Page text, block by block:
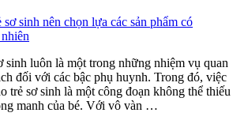
sinh
đầy
dành
cho
bố
mẹ
sinh luôn là một trong những nhiệm vụ quan
đối với các bậc phụ huynh. Trong đó, việc
trẻ sơ sinh là một công đoạn không thể thiếu
manh của bé. Với vô vàn …